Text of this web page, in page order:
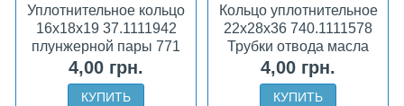
Уплотнительное кольцо
16х18х19 37.1111942
плунжерной пары 771
4,00 грн.
КУПИТЬ
Кольцо уплотнительное
22х28х36 740.1111578
Трубки отвода масла
4,00 грн.
КУПИТЬ